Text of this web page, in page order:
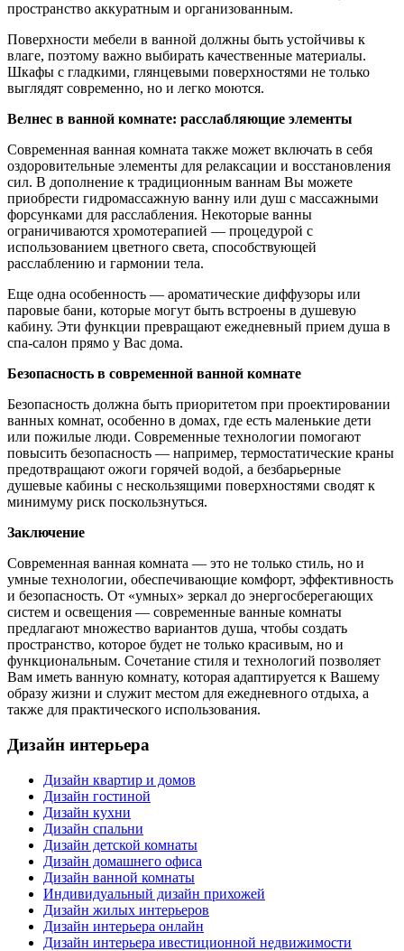
пространство аккуратным и организованным.
Поверхности мебели в ванной должны быть устойчивы к
влаге, поэтому важно выбирать качественные материалы.
Шкафы с гладкими, глянцевыми поверхностями не только
выглядят современно, но и легко моются.
Велнес в ванной комнате: расслабляющие элементы
Современная ванная комната также может включать в себя
оздоровительные элементы для релаксации и восстановления
сил. В дополнение к традиционным ваннам Вы можете
приобрести гидромассажную ванну или душ с массажными
форсунками для расслабления. Некоторые ванны
ограничиваются хромотерапией — процедурой с
использованием цветного света, способствующей
расслаблению и гармонии тела.
Еще одна особенность — ароматические диффузоры или
паровые бани, которые могут быть встроены в душевую
кабину. Эти функции превращают ежедневный прием душа в
спа-салон прямо у Вас дома.
Безопасность в современной ванной комнате
Безопасность должна быть приоритетом при проектировании
ванных комнат, особенно в домах, где есть маленькие дети
или пожилые люди. Современные технологии помогают
повысить безопасность — например, термостатические краны
предотвращают ожоги горячей водой, а безбарьерные
душевые кабины с нескользящими поверхностями сводят к
минимуму риск поскользнуться.
Заключение
Современная ванная комната — это не только стиль, но и
умные технологии, обеспечивающие комфорт, эффективность
и безопасность. От «умных» зеркал до энергосберегающих
систем и освещения — современные ванные комнаты
предлагают множество вариантов душа, чтобы создать
пространство, которое будет не только красивым, но и
функциональным. Сочетание стиля и технологий позволяет
Вам иметь ванную комнату, которая адаптируется к Вашему
образу жизни и служит местом для ежедневного отдыха, а
также для практического использования.
Дизайн интерьера
Дизайн квартир и домов
Дизайн гостиной
Дизайн кухни
Дизайн спальни
Дизайн детской комнаты
Дизайн домашнего офиса
Дизайн ванной комнаты
Индивидуальный дизайн прихожей
Дизайн жилых интерьеров
Дизайн интерьера онлайн
Дизайн интерьера ивестиционной недвижимости